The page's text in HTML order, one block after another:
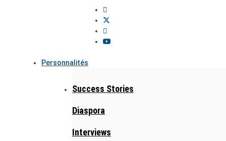
Personnalités
Success Stories
Diaspora
Interviews